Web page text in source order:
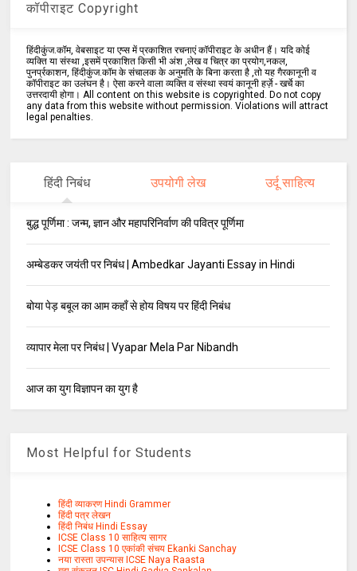
कॉपीराइट Copyright
हिंदीकुंज.कॉम, वेबसाइट या एप्स में प्रकाशित रचनाएं कॉपीराइट के अधीन हैं। यदि कोई
व्यक्ति या संस्था ,इसमें प्रकाशित किसी भी अंश ,लेख व चित्र का प्रयोग,नकल,
पुनर्प्रकाशन, हिंदीकुंज.कॉम के संचालक के अनुमति के बिना करता है ,तो यह गैरकानूनी व
कॉपीराइट का उलंघन है। ऐसा करने वाला व्यक्ति व संस्था स्वयं कानूनी हर्ज़े - खर्चे का
उत्तरदायी होगा। All content on this website is copyrighted. Do not copy
any data from this website without permission. Violations will attract
legal penalties.
हिंदी निबंध उपयोगी लेख उर्दू साहित्य
बुद्ध पूर्णिमा : जन्म, ज्ञान और महापरिनिर्वाण की पवित्र पूर्णिमा
अम्बेडकर जयंती पर निबंध | Ambedkar Jayanti Essay in Hindi
बोया पेड़ बबूल का आम कहाँ से होय विषय पर हिंदी निबंध
व्यापार मेला पर निबंध | Vyapar Mela Par Nibandh
आज का युग विज्ञापन का युग है
Most Helpful for Students
हिंदी व्याकरण Hindi Grammer
हिंदी पत्र लेखन
हिंदी निबंध Hindi Essay
ICSE Class 10 साहित्य सागर
ICSE Class 10 एकांकी संचय Ekanki Sanchay
नया रास्ता उपन्यास ICSE Naya Raasta